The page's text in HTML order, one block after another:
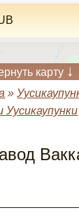
карту ↓
»